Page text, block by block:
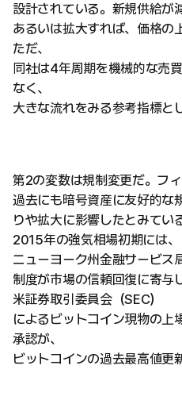
設計されている。新規供給が
あるいは拡大すれば、価格の
ただ、
同社は4年周期を機械的な売
なく、
大きな流れをみる参考指標と
第2の変数は規制変更だ。フィ
過去にも暗号資産に友好的な
りや拡大に影響したとみてい
2015年の強気相場初期には、
ニューヨーク州金融サービス
制度が市場の信頼回復に寄与
米証券取引委員会（SEC）
によるビットコイン現物の上
承認が、
ビットコインの過去最高値更